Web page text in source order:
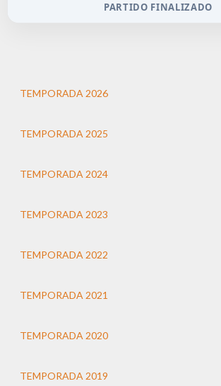
PARTIDO FINALIZADO
TEMPORADA 2026
TEMPORADA 2025
TEMPORADA 2024
TEMPORADA 2023
TEMPORADA 2022
TEMPORADA 2021
TEMPORADA 2020
TEMPORADA 2019